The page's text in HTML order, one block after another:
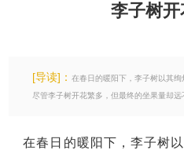
李子树
[导读]： 在春日的暖阳下，李子树以其
尽管李子树开花繁多，但最终的坐果量却
在春日的暖阳下，李子树以